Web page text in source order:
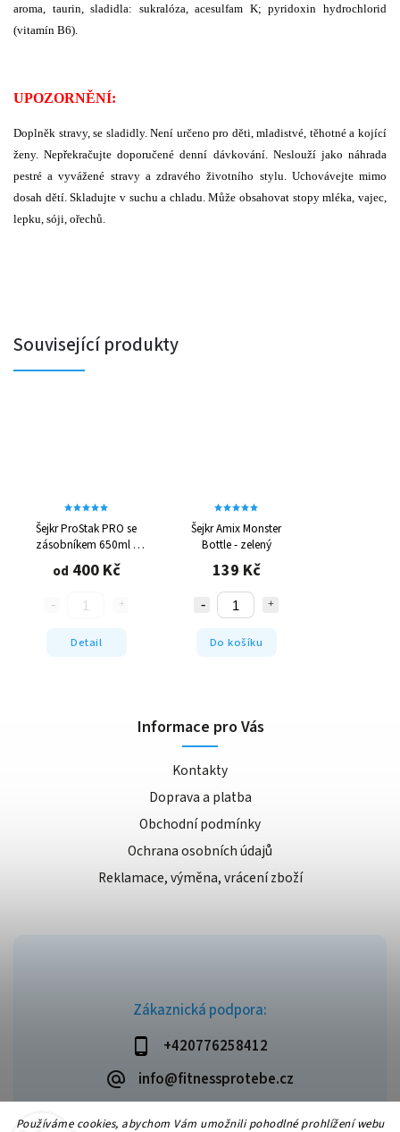
Používáme cookies, abychom Vám umožnili pohodlné prohlížení webu
aroma, taurin, sladidla: sukralóza, acesulfam K; pyridoxin hydrochlorid
(vitamín B6).
UPOZORNĚNÍ:
Doplněk stravy, se sladidly.Není určeno pro děti, mladistvé, těhotné a kojící
ženy. Nepřekračujte doporučené denní dávkování. Neslouží jako náhrada
pestré a vyvážené stravy a zdravého životního stylu. Uchovávejte mimo
dosah dětí. Skladujte v suchu a chladu. Může obsahovat stopy mléka, vajec,
lepku, sóji, ořechů.
Související produkty
Šejkr ProStak PRO se
zásobníkem 650ml -
různé barvy
od 400 Kč
Detail
Šejkr Amix Monster
Bottle - zelený
139 Kč
Do košíku
Zákaznická podpora:
+420776258412
info@fitnessprotebe.cz
Informace pro Vás
Kontakty
Doprava a platba
Obchodní podmínky
Ochrana osobních údajů
Reklamace, výměna, vrácení zboží